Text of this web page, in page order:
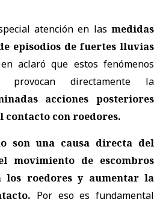
atención en las medidas
episodios de fuertes lluvias
aclaró que estos fenómenos
provocan directamente la
acciones posteriores
contacto con roedores.
son una causa directa del
movimiento de escombros
los roedores y aumentar la
Por eso es fundamental